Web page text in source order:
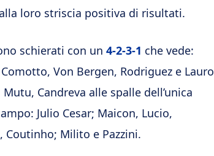
loro striscia positiva di risultati.
schierati con un 4-2-3-1 che vede:
Von Bergen, Rodriguez e Lauro
Candreva alle spalle dell’unica
Julio Cesar; Maicon, Lucio,
Coutinho; Milito e Pazzini.